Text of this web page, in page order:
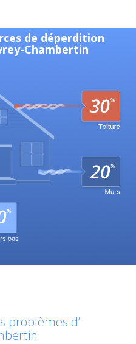
de déperdition
Chambertin
problèmes d’